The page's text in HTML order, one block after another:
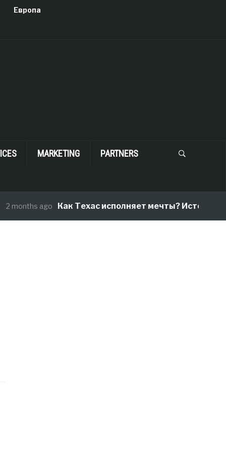
Европа
MARKETING PARTNERS
ago Как Техас исполняет мечты? История